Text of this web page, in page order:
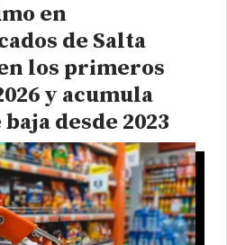
en
de Salta
los primeros
y acumula
desde 2023